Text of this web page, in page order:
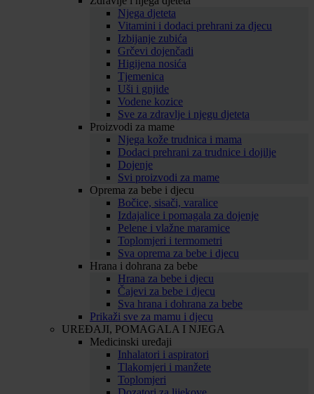
Njega djeteta
Vitamini i dodaci prehrani za djecu
Izbijanje zubića
Grčevi dojenčadi
Higijena nosića
Tjemenica
Uši i gnjide
Vodene kozice
Sve za zdravlje i njegu djeteta
Proizvodi za mame
Njega kože trudnica i mama
Dodaci prehrani za trudnice i dojilje
Dojenje
Svi proizvodi za mame
Oprema za bebe i djecu
Bočice, sisači, varalice
Izdajalice i pomagala za dojenje
Pelene i vlažne maramice
Toplomjeri i termometri
Sva oprema za bebe i djecu
Hrana i dohrana za bebe
Hrana za bebe i djecu
Čajevi za bebe i djecu
Sva hrana i dohrana za bebe
Prikaži sve za mamu i djecu
UREĐAJI, POMAGALA I NJEGA
Medicinski uređaji
Inhalatori i aspiratori
Tlakomjeri i manžete
Toplomjeri